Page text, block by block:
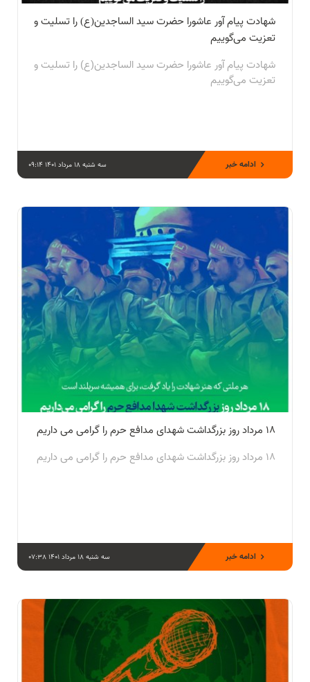
شهادت پیام آور عاشورا حضرت سید الساجدین(ع) را تسلیت و
تعزیت می‌گوییم
شهادت پیام آور عاشورا حضرت سید الساجدین(ع) را تسلیت و
تعزیت می‌گوییم
سه شنبه 18 مرداد 1401 09:14 ادامه خبر
۱۸ مرداد روز بزرگداشت شهدای مدافع حرم را گرامی می داریم
۱۸ مرداد روز بزرگداشت شهدای مدافع حرم را گرامی می داریم
سه شنبه 18 مرداد 1401 07:38 ادامه خبر